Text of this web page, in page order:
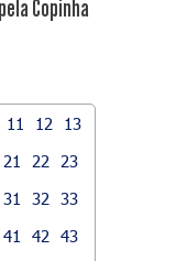
Copinha
11 12
13
21 22
23
31 32
33
41 42
43